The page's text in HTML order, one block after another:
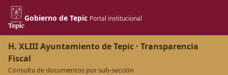
Gobierno de Tepic Portal institucional
H. XLIII Ayuntamiento de Tepic · Transparencia
Fiscal
Consulta de documentos por sub-sección